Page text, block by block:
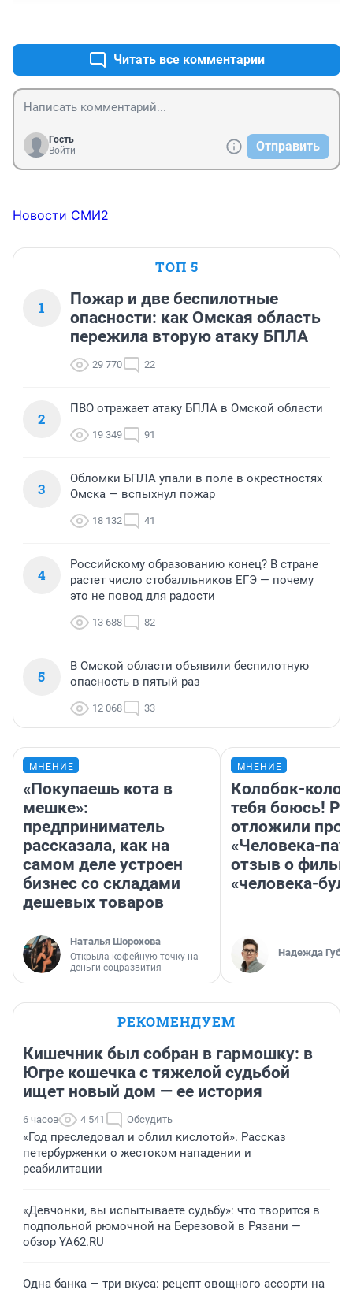
Читать все комментарии
Гость
Войти
Отправить
Новости СМИ2
ТОП 5
1
Пожар и две беспилотные
опасности: как Омская область
пережила вторую атаку БПЛА
29 770 22
2
ПВО отражает атаку БПЛА в Омской области
19 349 91
3
Обломки БПЛА упали в поле в окрестностях
Омска — вспыхнул пожар
18 132 41
4
Российскому образованию конец? В стране
растет число стобалльников ЕГЭ — почему
это не повод для радости
13 688 82
5
В Омской области объявили беспилотную
опасность в пятый раз
12 068 33
МНЕНИЕ
«Покупаешь кота в
мешке»:
предприниматель
рассказала, как на
самом деле устроен
бизнес со складами
дешевых товаров
Наталья Шорохова
Открыла кофейную точку на
деньги соцразвития
МНЕНИЕ
Колобок-
тебя боюсь!
отложили
«Человека-
отзыв о
«человека-
Надежда
РЕКОМЕНДУЕМ
Кишечник был собран в гармошку: в
Югре кошечка с тяжелой судьбой
ищет новый дом — ее история
6 часов 4 541 Обсудить
«Год преследовал и облил кислотой». Рассказ
петербурженки о жестоком нападении и
реабилитации
«Девчонки, вы испытываете судьбу»: что творится в
подпольной рюмочной на Березовой в Рязани —
обзор YA62.RU
Одна банка — три вкуса: рецепт овощного ассорти на